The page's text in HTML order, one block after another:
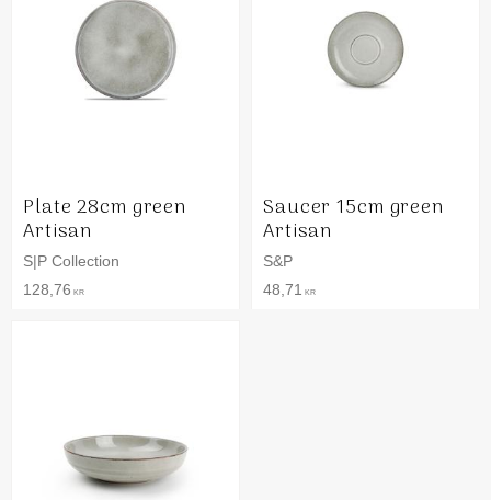
Plate 28cm green
Artisan
S|P Collection
128,76 KR
Saucer 15cm green
Artisan
S&P
48,71 KR